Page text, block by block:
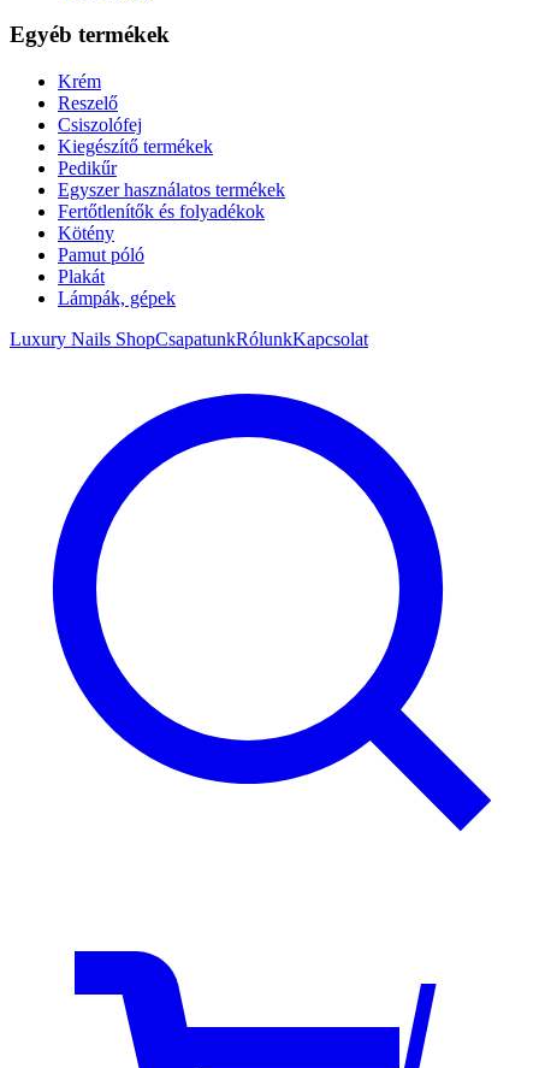
Egyéb termékek
Krém
Reszelő
Csiszolófej
Kiegészítő termékek
Pedikűr
Egyszer használatos termékek
Fertőtlenítők és folyadékok
Kötény
Pamut póló
Plakát
Lámpák, gépek
Luxury Nails ShopCsapatunkRólunkKapcsolat